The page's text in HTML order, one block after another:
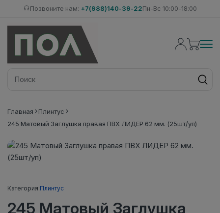
Позвоните нам: +7(988)140-39-22Пн-Вс 10:00-18:00
Главная
Плинтус
245 Матовый Заглушка правая ПВХ ЛИДЕР 62 мм. (25шт/уп)
Категория:Плинтус
245 Матовый Заглушка